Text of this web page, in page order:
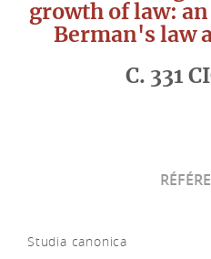
Actualités
growth of law:
Berman's law
C. 331
Studia canonica